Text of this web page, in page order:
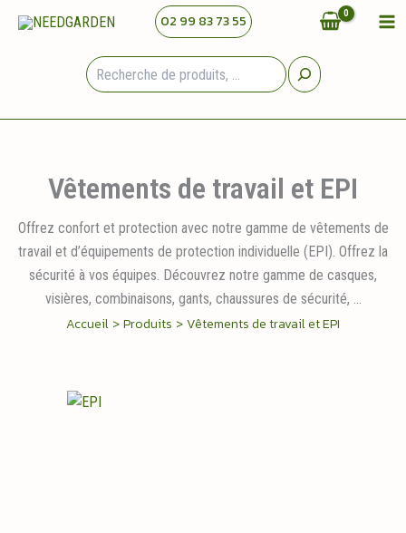
02 99 83 73 55
Vêtements de travail et EPI
Offrez confort et protection avec notre gamme de vêtements de
travail et d’équipements de protection individuelle (EPI). Offrez la
sécurité à vos équipes. Découvrez notre gamme de casques,
visières, combinaisons, gants, chaussures de sécurité, …
Accueil Produits Vêtements de travail et EPI